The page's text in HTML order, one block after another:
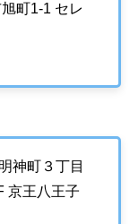
町1-1 セレ
神町３丁目
京王八王子